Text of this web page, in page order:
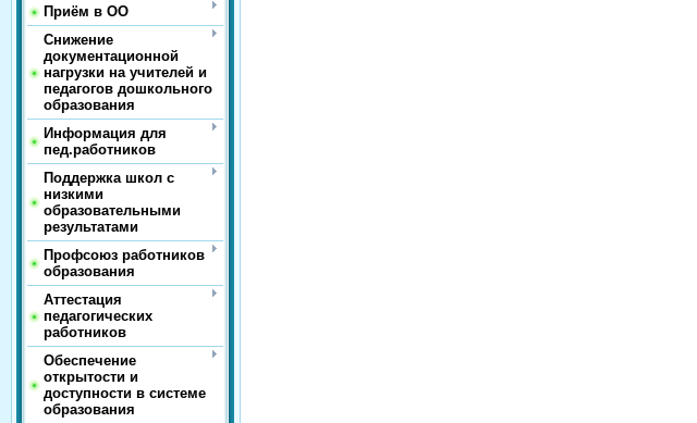
Приём в ОО
Снижение
документационной
нагрузки на учителей и
педагогов дошкольного
образования
Информация для
пед.работников
Поддержка школ с
низкими
образовательными
результатами
Профсоюз работников
образования
Аттестация
педагогических
работников
Обеспечение
открытости и
доступности в системе
образования